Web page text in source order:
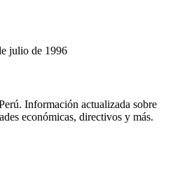
julio de 1996
Información actualizada sobre
económicas, directivos y más.